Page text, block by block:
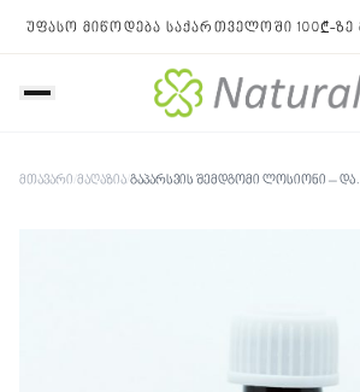
უფასო მიწოდება საქართველოში 100₾-ზე
მთავარი მაღაზია გაპარსვის